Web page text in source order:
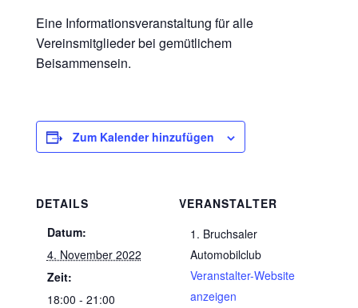
Eine Informationsveranstaltung für alle
Vereinsmitglieder bei gemütlichem
Beisammensein.
Zum Kalender hinzufügen
DETAILS
Datum:
4. November 2022
Zeit:
18:00 - 21:00
VERANSTALTER
1. Bruchsaler
Automobilclub
Veranstalter-Website
anzeigen